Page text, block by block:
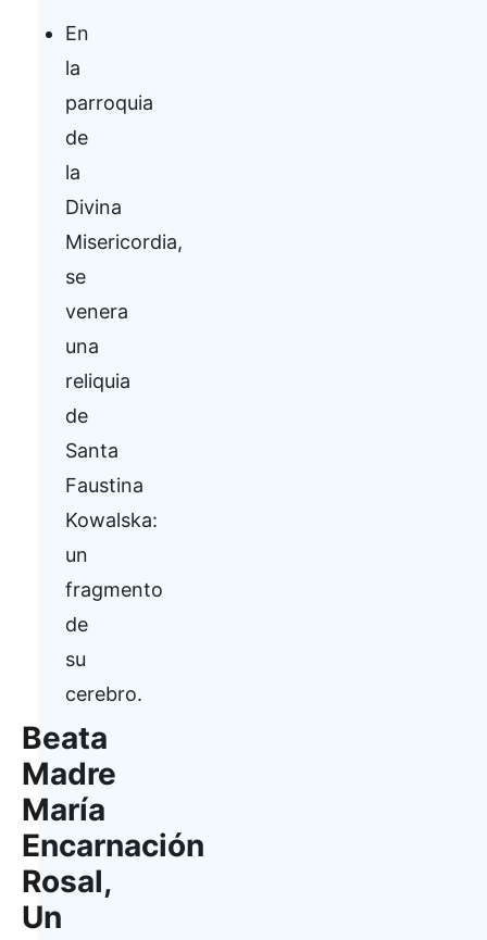
En
la
parroquia
de
la
Divina
Misericordia,
se
venera
una
reliquia
de
Santa
Faustina
Kowalska:
un
fragmento
de
su
cerebro.
Beata
Madre
María
Encarnación
Rosal,
Un